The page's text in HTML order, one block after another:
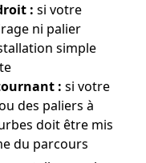
: si votre
ni palier
simple
: si votre
des paliers à
doit être mis
du parcours